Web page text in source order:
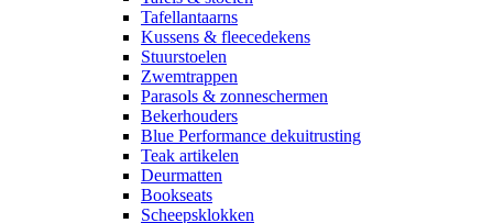
Tafellantaarns
Kussens & fleecedekens
Stuurstoelen
Zwemtrappen
Parasols & zonneschermen
Bekerhouders
Blue Performance dekuitrusting
Teak artikelen
Deurmatten
Bookseats
Scheepsklokken